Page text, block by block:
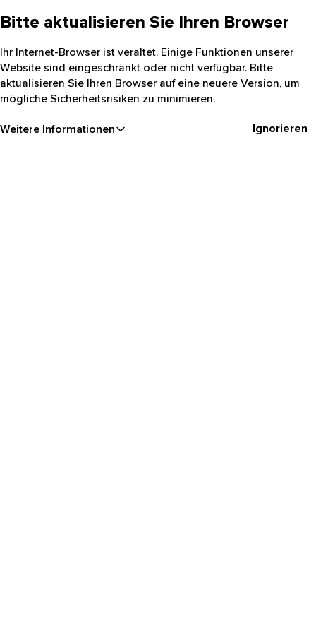
Bitte aktualisieren Sie Ihren Browser
Ihr Internet-Browser ist veraltet. Einige Funktionen unserer
Website sind eingeschränkt oder nicht verfügbar. Bitte
aktualisieren Sie Ihren Browser auf eine neuere Version, um
mögliche Sicherheitsrisiken zu minimieren.
Weitere Informationen Ignorieren